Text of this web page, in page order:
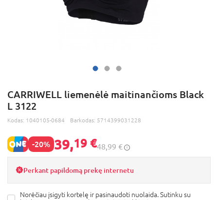
CARRIWELL liemenėlė maitinančioms Black
L 3122
Kodas: 1040105-0684 Barkodas: 5714399031228
-20% 39,19 €48,99 €
Perkant papildomą prekę internetu
Norėčiau įsigyti kortelę ir pasinaudoti nuolaida. Sutinku su